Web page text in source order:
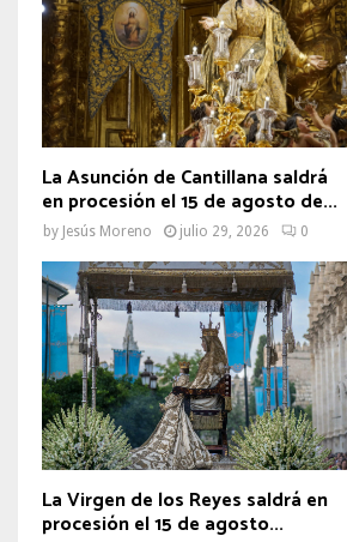
La Asunción de Cantillana saldrá
en procesión el 15 de agosto de...
by Jesús Moreno julio 29, 2026 0
La Virgen de los Reyes saldrá en
procesión el 15 de agosto...